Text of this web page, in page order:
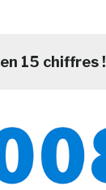
15 chiffres !